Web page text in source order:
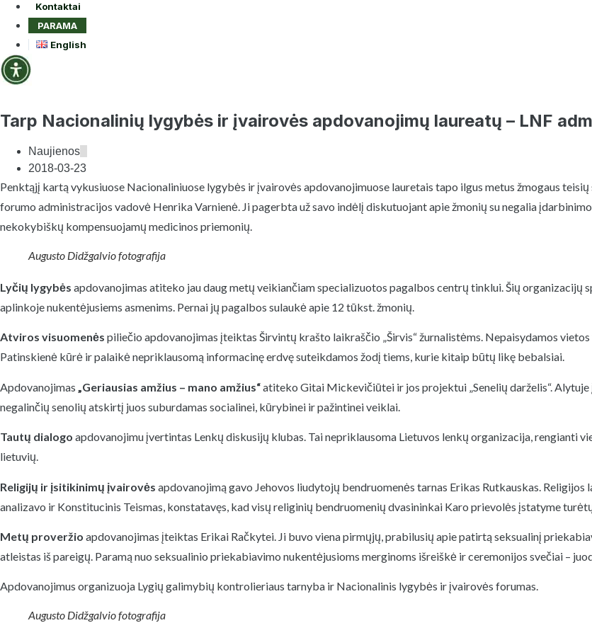
Kontaktai
PARAMA
English
Tarp Nacionalinių lygybės ir įvairovės apdovanojimų laureatų – LNF
Naujienos
2018-03-23
Penktąjį kartą vykusiuose Nacionaliniuose lygybės ir įvairovės apdovanojimuose lauretais tapo ilgus metus žmogaus
forumo administracijos vadovė Henrika Varnienė. Ji pagerbta už savo indėlį diskutuojant apie žmonių su negalia
nekokybiškų kompensuojamų medicinos priemonių.
Augusto Didžgalvio fotografija
Lyčių lygybės apdovanojimas atiteko jau daug metų veikiančiam specializuotos pagalbos centrų tinklui. Šių
aplinkoje nukentėjusiems asmenims. Pernai jų pagalbos sulaukė apie 12 tūkst. žmonių.
Atviros visuomenės piliečio apdovanojimas įteiktas Širvintų krašto laikraščio „Širvis“ žurnalistėms. Nepaisydamos
Patinskienė kūrė ir palaikė nepriklausomą informacinę erdvę suteikdamos žodį tiems, kurie kitaip būtų likę bebalsiai.
Apdovanojimas „Geriausias amžius – mano amžius“atiteko Gitai Mickevičiūtei ir jos projektui „Senelių darželis“.
negalinčių senolių atskirtį juos suburdamas socialinei, kūrybinei ir pažintinei veiklai.
Tautų dialogo apdovanojimu įvertintas Lenkų diskusijų klubas. Tai nepriklausoma Lietuvos lenkų organizacija, rengianti
lietuvių.
Religijų ir įsitikinimų įvairovės apdovanojimą gavo Jehovos liudytojų bendruomenės tarnas Erikas Rutkauskas.
analizavo ir Konstitucinis Teismas, konstatavęs, kad visų religinių bendruomenių dvasininkai Karo prievolės įstatyme
Metų proveržio apdovanojimas įteiktas Erikai Račkytei. Ji buvo viena pirmųjų, prabilusių apie patirtą seksualinį
atleistas iš pareigų. Paramą nuo seksualinio priekabiavimo nukentėjusioms merginoms išreiškė ir ceremonijos svečiai –
Apdovanojimus organizuoja Lygių galimybių kontrolieriaus tarnyba ir Nacionalinis lygybės ir įvairovės forumas.
Augusto Didžgalvio fotografija